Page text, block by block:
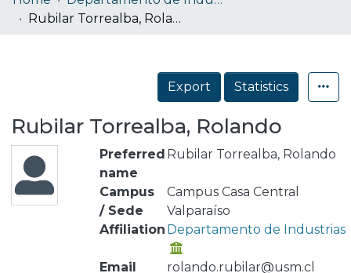
Statistics
Rubilar Torrealba, Rolando
Export Statistics
Rubilar Torrealba, Rolando
Preferred
name
Rubilar Torrealba, Rolando
Campus
/ Sede
Campus Casa Central
Valparaíso
Affiliation Departamento de Industrias
Email
rolando.rubilar@usm.cl